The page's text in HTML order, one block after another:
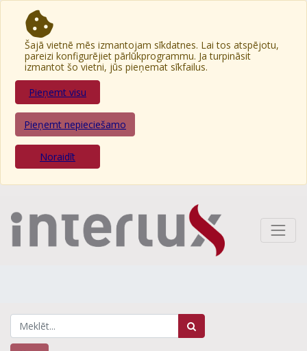
Šajā vietnē mēs izmantojam sīkdatnes. Lai tos atspējotu,
pareizi konfigurējiet pārlūkprogrammu. Ja turpināsit
izmantot šo vietni, jūs pieņemat sīkfailus.
Pieņemt visu
Pieņemt nepieciešamo
Noraidīt